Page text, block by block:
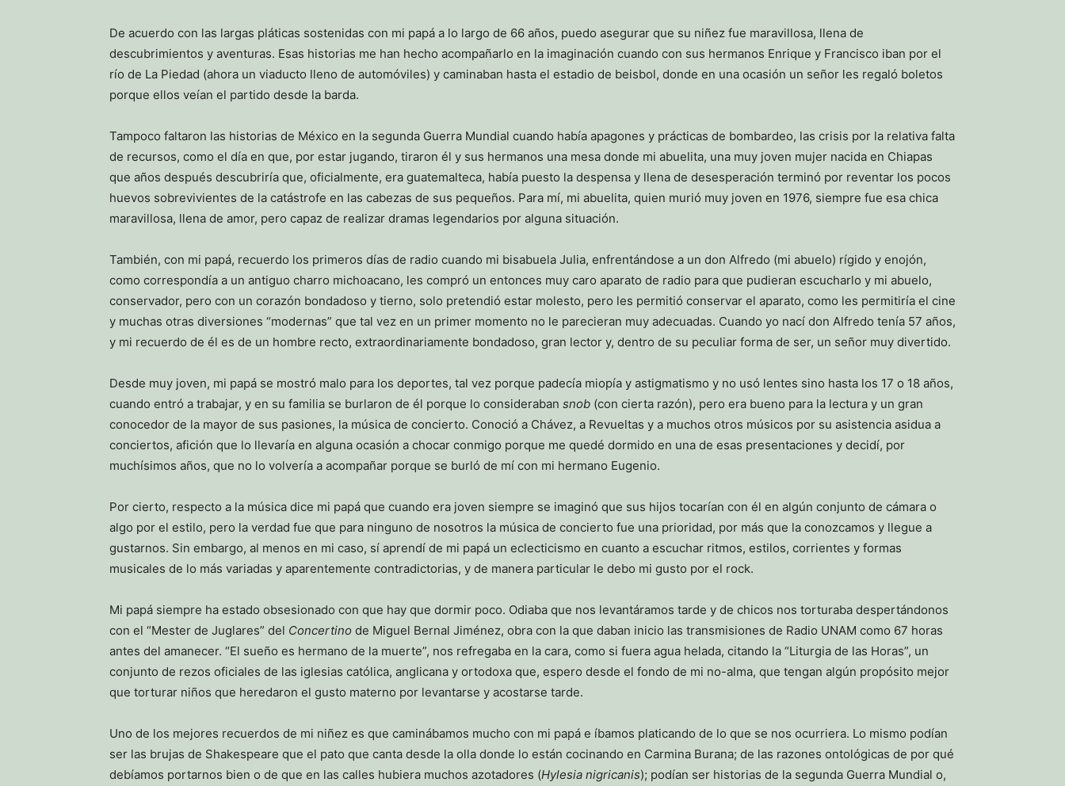
De acuerdo con las largas pláticas sostenidas con mi papá a lo largo de 66 años, puedo asegurar que su niñez fue maravillosa, llena de
descubrimientos y aventuras. Esas historias me han hecho acompañarlo en la imaginación cuando con sus hermanos Enrique y Francisco iban por el
río de La Piedad (ahora un viaducto lleno de automóviles) y caminaban hasta el estadio de beisbol, donde en una ocasión un señor les regaló boletos
porque ellos veían el partido desde la barda.
Tampoco faltaron las historias de México en la segunda Guerra Mundial cuando había apagones y prácticas de bombardeo, las crisis por la relativa falta
de recursos, como el día en que, por estar jugando, tiraron él y sus hermanos una mesa donde mi abuelita, una muy joven mujer nacida en Chiapas
que años después descubriría que, oficialmente, era guatemalteca, había puesto la despensa y llena de desesperación terminó por reventar los pocos
huevos sobrevivientes de la catástrofe en las cabezas de sus pequeños. Para mí, mi abuelita, quien murió muy joven en 1976, siempre fue esa chica
maravillosa, llena de amor, pero capaz de realizar dramas legendarios por alguna situación.
También, con mi papá, recuerdo los primeros días de radio cuando mi bisabuela Julia, enfrentándose a un don Alfredo (mi abuelo) rígido y enojón,
como correspondía a un antiguo charro michoacano, les compró un entonces muy caro aparato de radio para que pudieran escucharlo y mi abuelo,
conservador, pero con un corazón bondadoso y tierno, solo pretendió estar molesto, pero les permitió conservar el aparato, como les permitiría el cine
y muchas otras diversiones “modernas” que tal vez en un primer momento no le parecieran muy adecuadas. Cuando yo nací don Alfredo tenía 57 años,
y mi recuerdo de él es de un hombre recto, extraordinariamente bondadoso, gran lector y, dentro de su peculiar forma de ser, un señor muy divertido.
Desde muy joven, mi papá se mostró malo para los deportes, tal vez porque padecía miopía y astigmatismo y no usó lentes sino hasta los 17 o 18 años,
cuando entró a trabajar, y en su familia se burlaron de él porque lo consideraban snob (con cierta razón), pero era bueno para la lectura y un gran
conocedor de la mayor de sus pasiones, la música de concierto. Conoció a Chávez, a Revueltas y a muchos otros músicos por su asistencia asidua a
conciertos, afición que lo llevaría en alguna ocasión a chocar conmigo porque me quedé dormido en una de esas presentaciones y decidí, por
muchísimos años, que no lo volvería a acompañar porque se burló de mí con mi hermano Eugenio.
Por cierto, respecto a la música dice mi papá que cuando era joven siempre se imaginó que sus hijos tocarían con él en algún conjunto de cámara o
algo por el estilo, pero la verdad fue que para ninguno de nosotros la música de concierto fue una prioridad, por más que la conozcamos y llegue a
gustarnos. Sin embargo, al menos en mi caso, sí aprendí de mi papá un eclecticismo en cuanto a escuchar ritmos, estilos, corrientes y formas
musicales de lo más variadas y aparentemente contradictorias, y de manera particular le debo mi gusto por el rock.
Mi papá siempre ha estado obsesionado con que hay que dormir poco. Odiaba que nos levantáramos tarde y de chicos nos torturaba despertándonos
con el “Mester de Juglares” del Concertino de Miguel Bernal Jiménez, obra con la que daban inicio las transmisiones de Radio UNAM como 67 horas
antes del amanecer. “El sueño es hermano de la muerte”, nos refregaba en la cara, como si fuera agua helada, citando la “Liturgia de las Horas”, un
conjunto de rezos oficiales de las iglesias católica, anglicana y ortodoxa que, espero desde el fondo de mi no-alma, que tengan algún propósito mejor
que torturar niños que heredaron el gusto materno por levantarse y acostarse tarde.
Uno de los mejores recuerdos de mi niñez es que caminábamos mucho con mi papá e íbamos platicando de lo que se nos ocurriera. Lo mismo podían
ser las brujas de Shakespeare que el pato que canta desde la olla donde lo están cocinando en Carmina Burana; de las razones ontológicas de por qué
debíamos portarnos bien o de que en las calles hubiera muchos azotadores (Hylesia nigricanis); podían ser historias de la segunda Guerra Mundial o,